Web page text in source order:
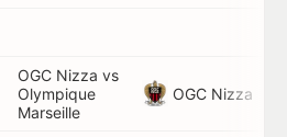
OGC Nizza vs
Olympique
Marseille
OGC Nizza